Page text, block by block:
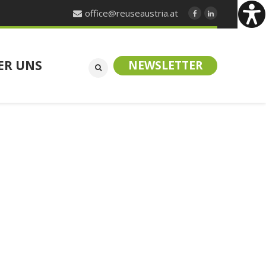
office@reuseaustria.at
UNS NEWSLETTER